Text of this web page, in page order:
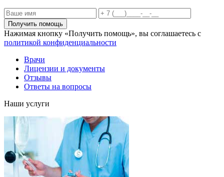
Получить помощь
Нажимая кнопку «Получить помощь», вы соглашаетесь с
политикой конфиденциальности
Врачи
Лицензии и документы
Отзывы
Ответы на вопросы
Наши услуги